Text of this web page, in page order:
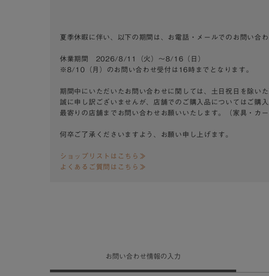
夏季休暇に伴い、以下の期間は、お電話・メールでのお問い合
休業期間 2026/8/11（火）～8/16（日）
※8/10（月）のお問い合わせ受付は16時までとなります。
期間中にいただいたお問い合わせに関しては、土日祝日を除い
誠に申し訳ございませんが、店舗でのご購入品についてはご購
最寄りの店舗までお問い合わせお願いいたします。（家具・カ
何卒ご了承くださいますよう、お願い申し上げます。
ショップリストはこちら≫
よくあるご質問はこちら≫
お問い合わせ情報の入力